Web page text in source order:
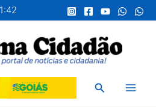
Pesquisar